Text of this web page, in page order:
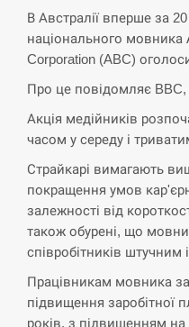
СЕРПЕНЬ
Экс-послу в США
СЕРПЕНЬ
14:40
У Росії
Reuters
СЕРПЕНЬ
14:23
хотя у партнеров
В Австралії вперше за 20
національного мовника
Corporation (ABC)
Про це повідомляє
Акція медійників
часом у середу і
Страйкарі вимагають
покращення умов
залежності від
також обурені, що
співробітників штучним
Працівникам мовника
підвищення заробітної
років, з підвищенням